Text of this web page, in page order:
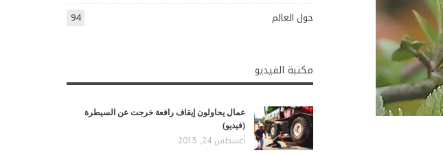
حول العالم
94
مكتبة الفيديو
عمال يحاولون إيقاف رافعة خرجت عن السيطرة
(فيديو)
أغسطس 24, 2015